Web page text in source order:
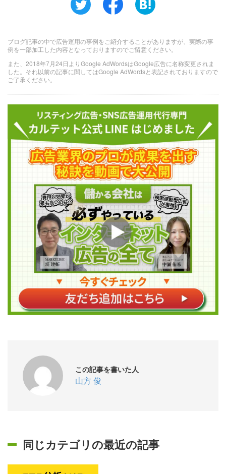
ブログ記事の中で広告運用の事例をご紹介することがありますが、実際の事
例を一部加工した内容となっておりますのでご留意ください。
また、2018年7月24日よりGoogle AdWordsはGoogle広告に名称変更されま
した。それ以前の記事に関してはGoogle AdWordsと表記されておりますので
ご了承ください。
この記事を書いた人
山方 俊
同じカテゴリの最近の記事